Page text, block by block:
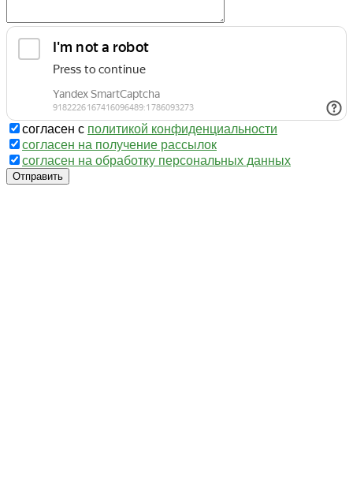
согласен с политикой конфиденциальности
согласен на получение рассылок
согласен на обработку персональных данных
Отправить